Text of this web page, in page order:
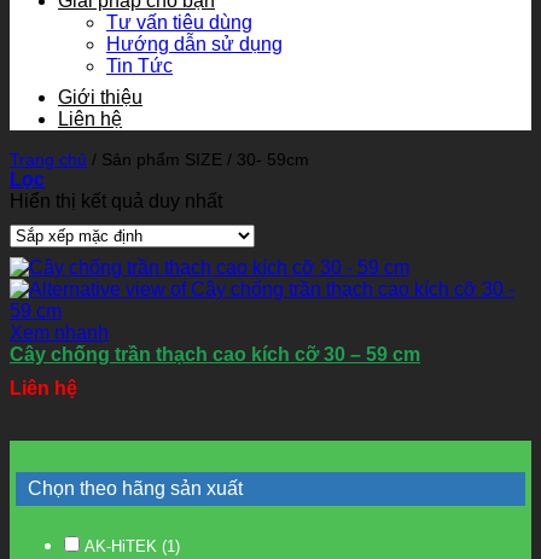
Tư vấn tiêu dùng
Hướng dẫn sử dụng
Tin Tức
Giới thiệu
Liên hệ
Trang chủ / Sản phẩm SIZE / 30- 59cm
Lọc
Hiển thị kết quả duy nhất
Xem nhanh
Cây chống trần thạch cao kích cỡ 30 – 59 cm
Liên hệ
Chọn theo hãng sản xuất
AK-HiTEK (1)